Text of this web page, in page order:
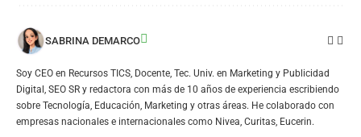
SABRINA DEMARCO
Soy CEO en Recursos TICS, Docente, Tec. Univ. en Marketing y Publicidad
Digital, SEO SR y redactora con más de 10 años de experiencia escribiendo
sobre Tecnología, Educación, Marketing y otras áreas. He colaborado con
empresas nacionales e internacionales como Nivea, Curitas, Eucerin.